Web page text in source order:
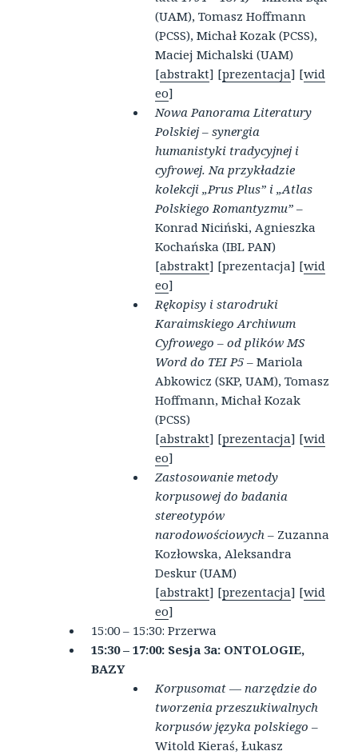
(UAM), Tomasz Hoffmann
(PCSS), Michał Kozak (PCSS),
Maciej Michalski (UAM)
[abstrakt] [prezentacja] [wid
eo]
Nowa Panorama Literatury
Polskiej – synergia
humanistyki tradycyjnej i
cyfrowej. Na przykładzie
kolekcji „Prus Plus” i „Atlas
Polskiego Romantyzmu” –
Konrad Niciński, Agnieszka
Kochańska (IBL PAN)
[abstrakt] [prezentacja] [wid
eo]
Rękopisy i starodruki
Karaimskiego Archiwum
Cyfrowego – od plików MS
Word do TEI P5 – Mariola
Abkowicz (SKP, UAM), Tomasz
Hoffmann, Michał Kozak
(PCSS)
[abstrakt] [prezentacja] [wid
eo]
Zastosowanie metody
korpusowej do badania
stereotypów
narodowościowych – Zuzanna
Kozłowska, Aleksandra
Deskur (UAM)
[abstrakt] [prezentacja] [wid
eo]
15:00 – 15:30: Przerwa
15:30 – 17:00: Sesja 3a: ONTOLOGIE,
BAZY
Korpusomat — narzędzie do
tworzenia przeszukiwalnych
korpusów języka polskiego –
Witold Kieraś, Łukasz